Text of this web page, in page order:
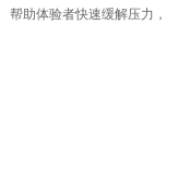
帮助体验者快速缓解压力，